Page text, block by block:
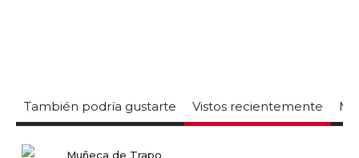
También podría gustarte Vistos recientemente
Muñeca de Trapo